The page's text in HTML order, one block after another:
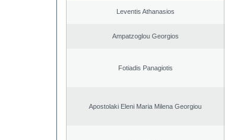
Leventis Athanasios
Ampatzoglou Georgios
Fotiadis Panagiotis
Apostolaki Eleni Maria Milena Georgiou